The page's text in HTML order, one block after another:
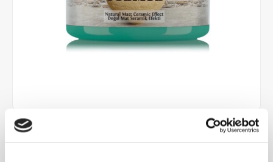
€8,99